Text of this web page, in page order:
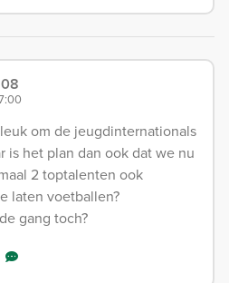
om de jeugdinternationals
is het plan dan ook dat we nu
2 toptalenten ook
laten voetballen?
gang toch?